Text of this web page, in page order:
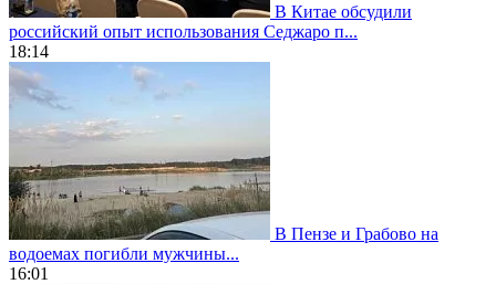
В Китае обсудили
российский опыт использования Седжаро п...
18:14
В Пензе и Грабово на
водоемах погибли мужчины...
16:01